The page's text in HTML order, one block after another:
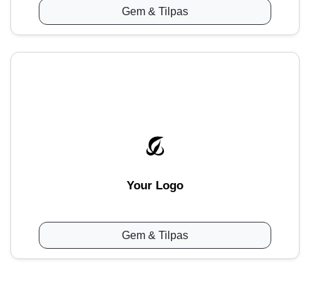
Gem & Tilpas
Your Logo
Gem & Tilpas